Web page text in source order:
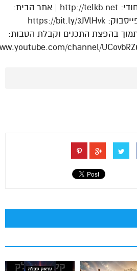
לעדכונים נבחרים ותוכן יחודי: http://telkb.net | אתר הבית:
בהפצת התכנים וקבלת הטבות:
channel/